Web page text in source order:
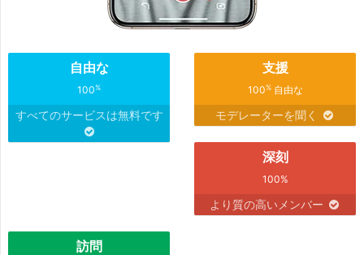
自由な
100%
すべてのサービスは無料です
支援
100%自由な
モデレーターを聞く
深刻
100%
より質の高いメンバー
訪問